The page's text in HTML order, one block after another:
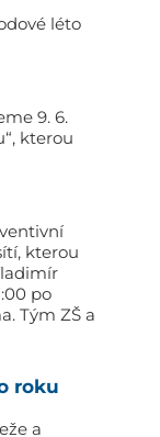
léto
9. 6.
kterou
kterou
po
Tým ZŠ a
roku
a